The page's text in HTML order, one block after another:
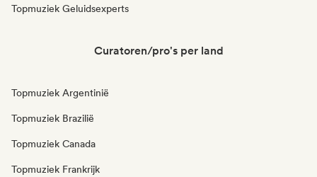
Topmuziek Geluidsexperts
Curatoren/pro's per land
Topmuziek Argentinië
Topmuziek Brazilië
Topmuziek Canada
Topmuziek Frankrijk